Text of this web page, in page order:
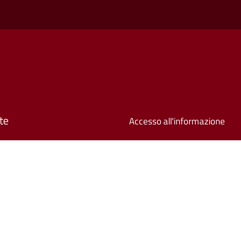
Accesso all'informazione